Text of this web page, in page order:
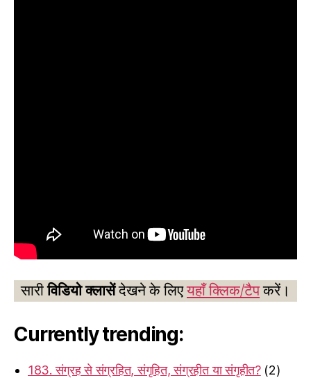
सारीविडियो क्लासेंदेखने के लिएयहाँ क्लिक/टैपकरें।
Currently trending:
183. संग्रह से संग्रहित, संगृहित, संग्रहीत या संगृहीत? (2)